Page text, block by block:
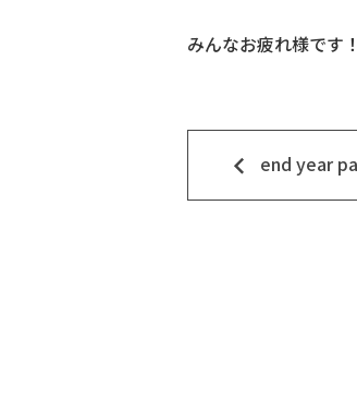
みんなお疲れ様です！
keyboard_arrow_left end year